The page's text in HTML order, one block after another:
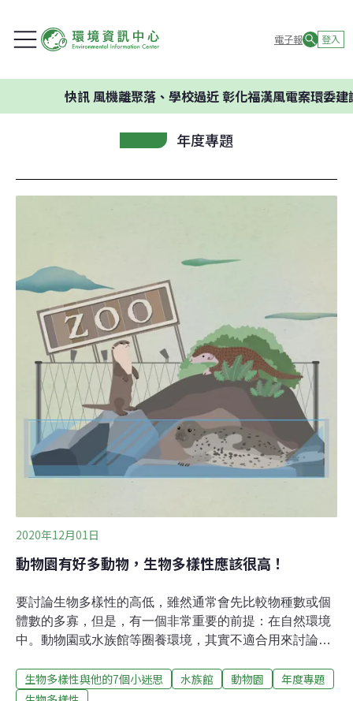
電子報 登入
風機離聚落、學校過近 彰化福漢風電案環委建議不應
年度專題
2020年12月01日
動物園有好多動物，生物多樣性應該很高！
要討論生物多樣性的高低，雖然通常會先比較物種數或個
體數的多寡，但是，有一個非常重要的前提：在自然環境
中。動物園或水族館等圈養環境，其實不適合用來討論這
牠們原先在大自然中扮演的角色。舉例來說，動物園內的
猴子無法傳播種子、鳥園裡的貓頭鷹無法控制老鼠的數
生物多樣性與他的7個小迷思 水族館 動物園
年度專題